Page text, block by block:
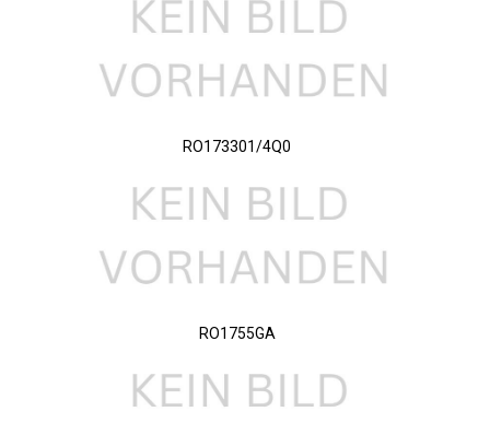
RO173301/4Q0
RO1755GA